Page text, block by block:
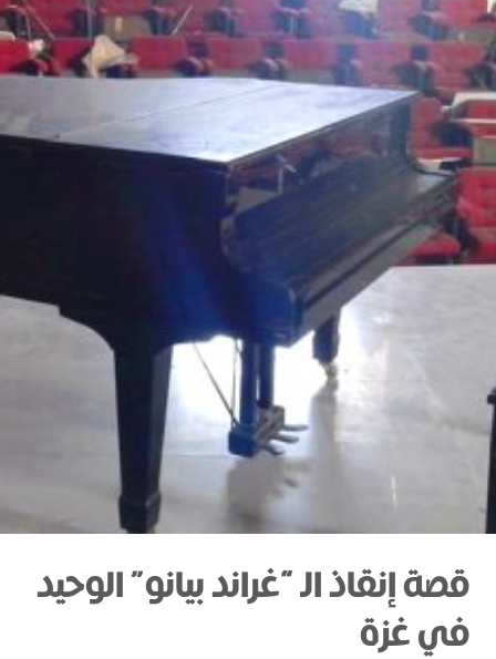
قصة إنقاذ الـ “غراند بيانو” الوحيد
في غزة